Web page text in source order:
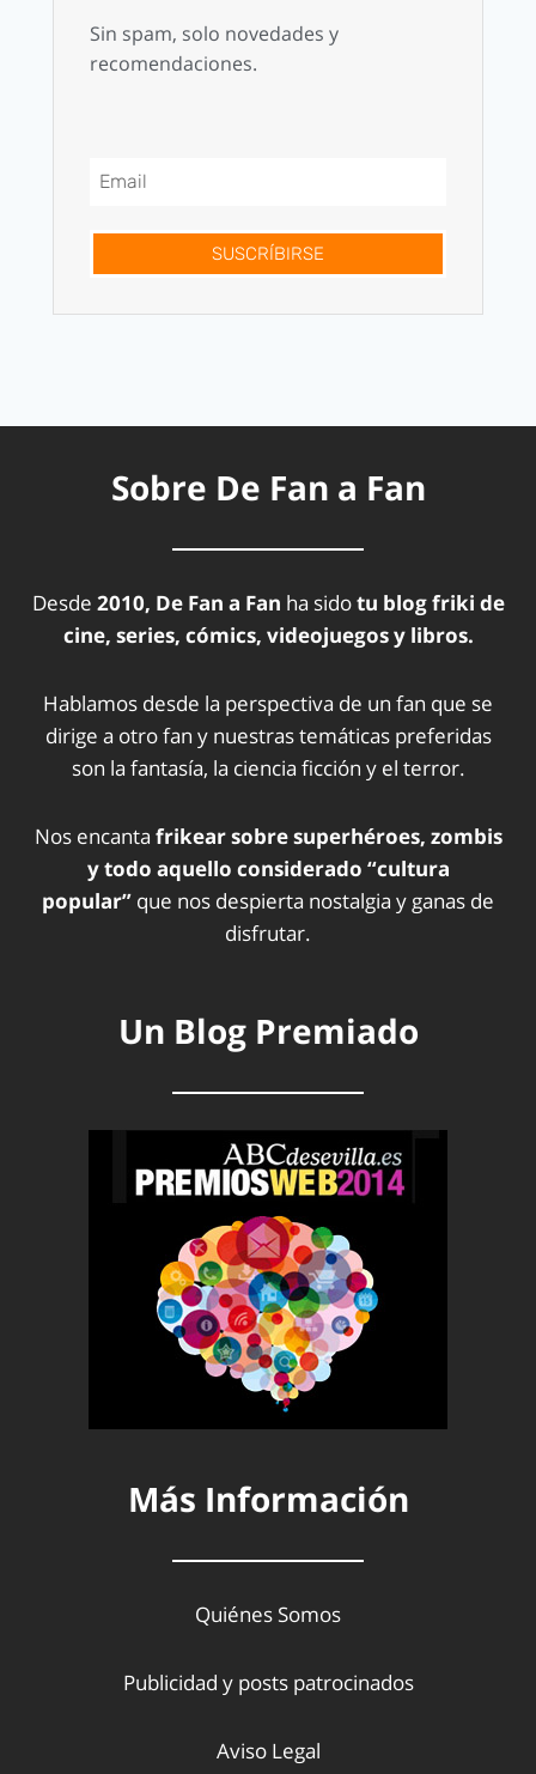
Sin spam, solo novedades y
recomendaciones.
SUSCRÍBIRSE
Sobre De Fan a Fan
Desde 2010, De Fan a Fan ha sidotu blog friki de
cine, series, cómics, videojuegos y libros.
Hablamos desde la perspectiva de un fan que se
dirige a otro fan y nuestras temáticas preferidas
son la fantasía, la ciencia ficción y el terror.
Nos encanta frikear sobre superhéroes, zombis
y todo aquello considerado “cultura
popular” que nos despierta nostalgia y ganas de
disfrutar.
Un Blog Premiado
Más Información
Quiénes Somos
Publicidad y posts patrocinados
Aviso Legal